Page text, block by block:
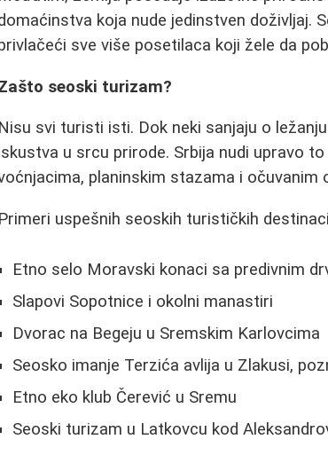
koja nude jedinstven doživljaj.
sve više posetilaca koji žele da
seoski turizam?
Nisu svi turisti isti. Dok neki sanjaju o
u srcu prirode. Srbija nudi upravo
planinskim stazama i očuvanim
Primeri uspešnih seoskih turističkih
Etno selo Moravski konaci sa predivnim
Slapovi Sopotnice i okolni manastiri
Dvorac na Begeju u Sremskim Karlovcima
Seosko imanje Terzića avlija u Zlakusi,
Etno eko klub Čerević u Sremu
Seoski turizam u Latkovcu kod